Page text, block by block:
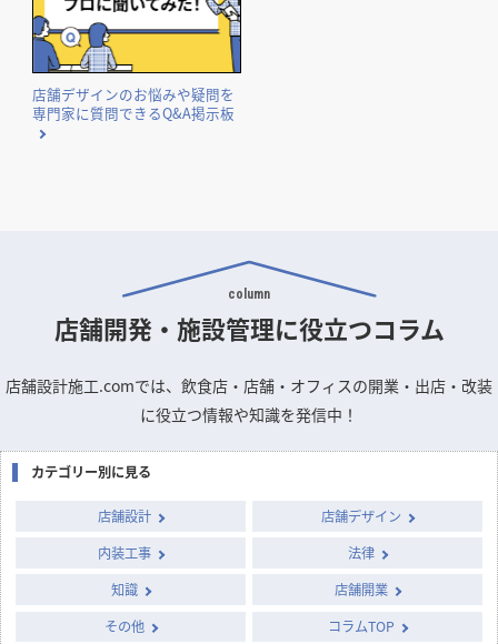
店舗デザインのお悩みや疑問を
専門家に質問できるQ&A掲示板
column
店舗開発・施設管理に役立つコラム
店舗設計施工.comでは、飲食店・店舗・オフィスの開業・出店・改装
に役立つ情報や知識を発信中！
カテゴリー別に見る
店舗設計
店舗デザイン
内装工事
法律
知識
店舗開業
その他
コラムTOP